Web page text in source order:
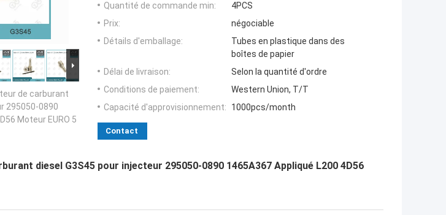
de carburant
295050-0890
Moteur EURO 5
Quantité de commande min:
4PCS
Prix:
négociable
Détails d'emballage:
Tubes en plastique dans des
boîtes de papier
Délai de livraison:
Selon la quantité d'ordre
Conditions de paiement:
Western Union, T/T
Capacité d'approvisionnement:
1000pcs/month
Contact
diesel G3S45 pour injecteur 295050-0890 1465A367 Appliqué L200 4D56